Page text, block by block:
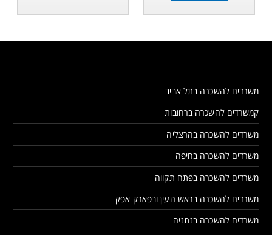
משרדים להשכרה בתל אביב
קמשרדים להשכרה ברחובות
משרדים להשכרה בהרצליה
משרדים להשכרה בחיפה
משרדים להשכרה בפתח תקווה
משרדים להשכרה בראש העין ובפארק אפק
משרדים להשכרה בנתניה